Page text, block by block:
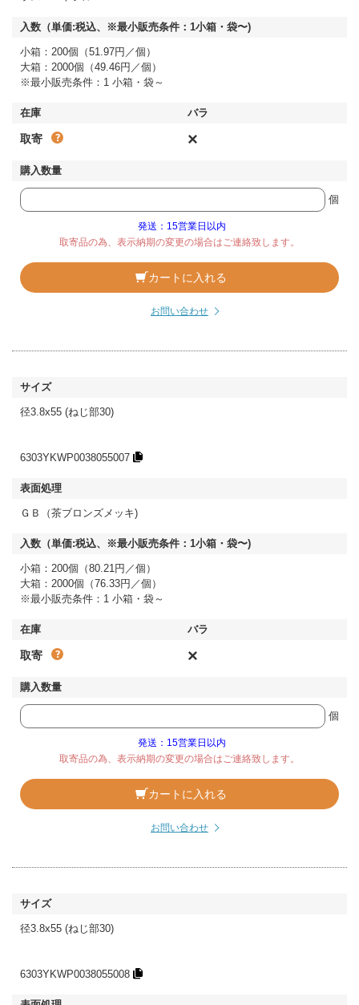
小箱：200個（51.97円／個）
大箱：2000個（49.46円／個）
※最小販売条件：1 小箱・袋～
取寄 ×
個
発送：15営業日以内
取寄品の為、表示納期の変更の場合はご連絡致します。
カートに入れる
お問い合わせ
径3.8x55 (ねじ部30)
6303YKWP0038055007
ＧＢ（茶ブロンズメッキ)
小箱：200個（80.21円／個）
大箱：2000個（76.33円／個）
※最小販売条件：1 小箱・袋～
取寄 ×
個
発送：15営業日以内
取寄品の為、表示納期の変更の場合はご連絡致します。
カートに入れる
お問い合わせ
径3.8x55 (ねじ部30)
6303YKWP0038055008